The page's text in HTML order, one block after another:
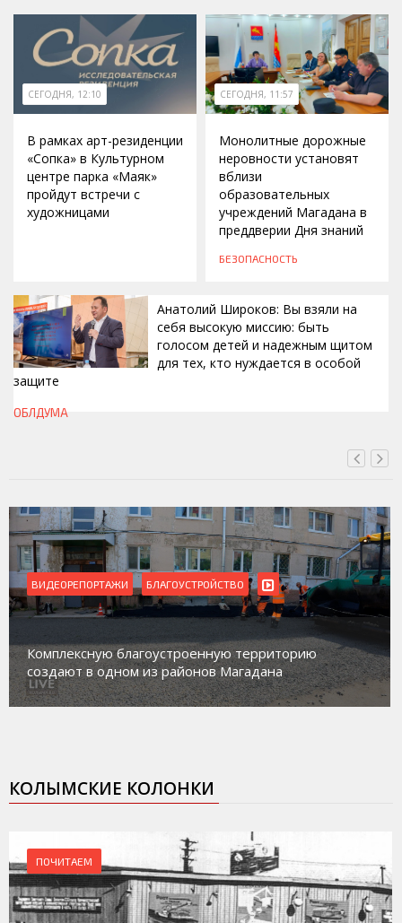
СЕГОДНЯ, 12:10
В рамках арт-резиденции
«Сопка» в Культурном
центре парка «Маяк»
пройдут встречи с
художницами
СЕГОДНЯ, 11:57
Монолитные дорожные
неровности установят
вблизи
образовательных
учреждений Магадана в
преддверии Дня знаний
БЕЗОПАСНОСТЬ
Анатолий Широков: Вы взяли на
себя высокую миссию: быть
голосом детей и надежным щитом
для тех, кто нуждается в особой
защите
ОБЛДУМА
ВИДЕОРЕПОРТАЖИ
Магадан присоединился к пилотному проекту по
работе с несовершеннолетними из групп
социального риска «Переправа»
КОЛЫМСКИЕ КОЛОНКИ
ПОЧИТАЕМ